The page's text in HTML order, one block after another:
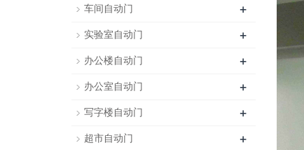
车间自动门 +
实验室自动门 +
办公楼自动门 +
办公室自动门 +
写字楼自动门 +
超市自动门 +